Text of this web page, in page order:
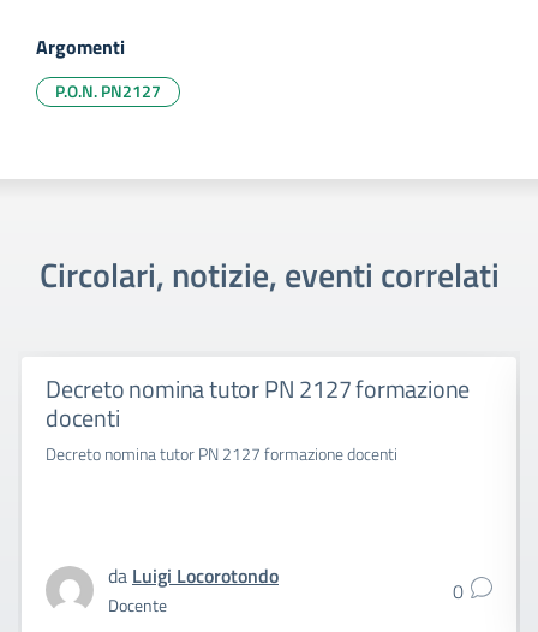
Argomenti
P.O.N. PN2127
Circolari, notizie, eventi correlati
Decreto nomina tutor PN 2127 formazione
docenti
Decreto nomina tutor PN 2127 formazione docenti
da Luigi Locorotondo
Docente 0